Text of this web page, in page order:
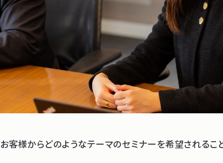
お客様からどのようなテーマのセミナーを希望されるこ